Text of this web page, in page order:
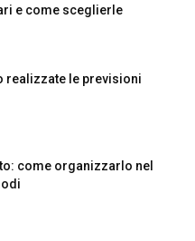
e come sceglierle
realizzate le previsioni
come organizzarlo nel